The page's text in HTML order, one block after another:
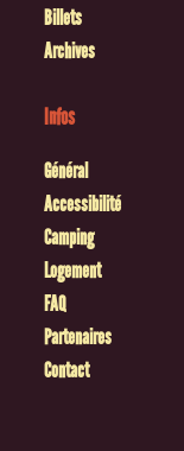
Billets
Archives
Infos
Général
Accessibilité
Camping
Logement
FAQ
Partenaires
Contact